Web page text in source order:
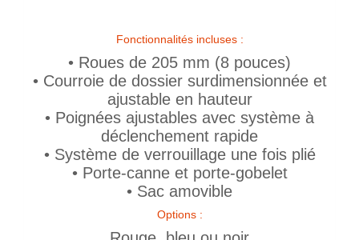
Fonctionnalités incluses :
• Roues de 205 mm (8 pouces)
• Courroie de dossier surdimensionnée et
ajustable en hauteur
• Poignées ajustables avec système à
déclenchement rapide
• Système de verrouillage une fois plié
• Porte-canne et porte-gobelet
• Sac amovible
Options :